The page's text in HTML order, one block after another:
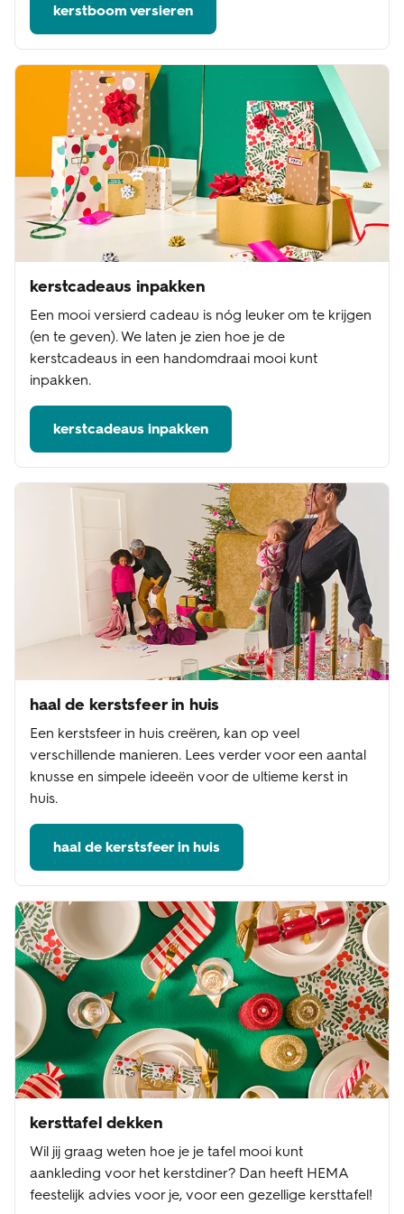
kerstboom versieren
kerstcadeaus inpakken
Een mooi versierd cadeau is nóg leuker om te krijgen
(en te geven). We laten je zien hoe je de
kerstcadeaus in een handomdraai mooi kunt
inpakken.
kerstcadeaus inpakken
haal de kerstsfeer in huis
Een kerstsfeer in huis creëren, kan op veel
verschillende manieren. Lees verder voor een aantal
knusse en simpele ideeën voor de ultieme kerst in
huis.
haal de kerstsfeer in huis
kersttafel dekken
Wil jij graag weten hoe je je tafel mooi kunt
aankleding voor het kerstdiner? Dan heeft HEMA
feestelijk advies voor je, voor een gezellige kersttafel!